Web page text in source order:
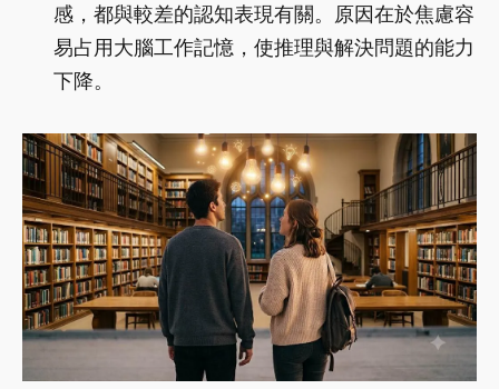
感，都與較差的認知表現有關。原因在於焦慮容
易占用大腦工作記憶，使推理與解決問題的能力
下降。